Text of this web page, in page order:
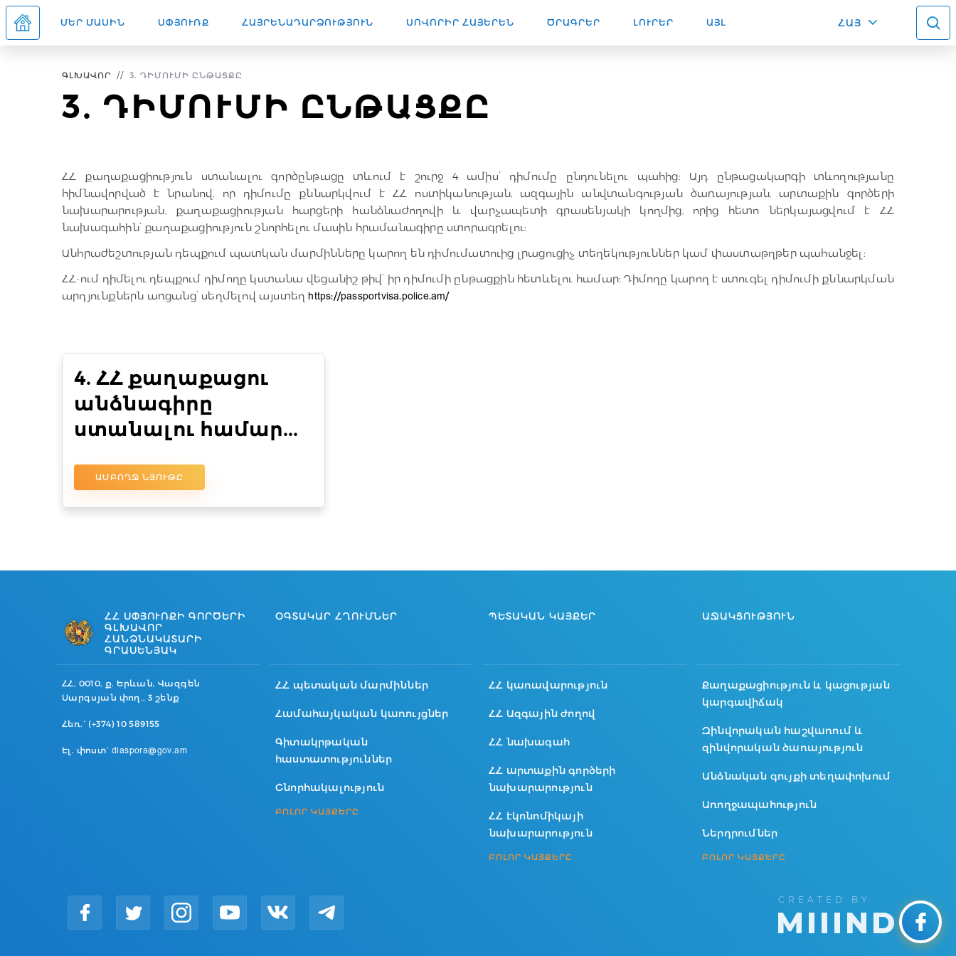
ՄԵՐ ՄԱՍԻՆ ՍՓՅՈՒՌՔ ՀԱՅՐԵՆԱԴԱՐՁՈՒԹՅՈՒՆ ՍՈՎՈՐԻՐ ՀԱՅԵՐԵՆ ԾՐԱԳՐԵՐ ԼՈՒՐԵՐ ԱՅԼ ՀԱՅ
ԳԼԽԱՎՈՐ 3. ԴԻՄՈՒՄԻ ԸՆԹԱՑՔԸ
3. ԴԻՄՈՒՄԻ ԸՆԹԱՑՔԸ
ՀՀ քաղաքացիություն ստանալու գործընթացը տևում է շուրջ 4 ամիս՝ դիմումը ընդունելու պահից: Այդ ընթացակարգի տևողությանը
հիմնավորված է նրանով, որ դիմումը քննարկվում է ՀՀ ոստիկանության, ազգային անվտանգության ծառայության, արտաքին գործերի
նախարարության, քաղաքացիության հարցերի հանձնաժողովի և վարչապետի գրասենյակի կողմից, որից հետո ներկայացվում է ՀՀ
նախագահին՝ քաղաքացիություն շնորհելու մասին հրամանագիրը ստորագրելու:
Անհրաժեշտության դեպքում պատկան մարմինները կարող են դիմումատուից լրացուցիչ տեղեկություններ կամ փաստաթղթեր պահանջել։
ՀՀ-ում դիմելու դեպքում դիմողը կստանա վեցանիշ թիվ՝ իր դիմումի ընթացքին հետևելու համար։ Դիմողը կարող է ստուգել դիմումի քննարկման
արդյունքներն առցանց՝ սեղմելով այստեղ https://passportvisa.police.am/
4. ՀՀ քաղաքացու
անձնագիրը
ստանալու համար...
ԱՄԲՈՂՋ ՆՅՈՒԹԸ
ՀՀ ՍՓՅՈՒՌՔԻ ԳՈՐԾԵՐԻ
ԳԼԽԱՎՈՐ
ՀԱՆՁՆԱԿԱՏԱՐԻ
ԳՐԱՍԵՆՅԱԿ
ՀՀ, 0010, ք. Երևան, Վազգեն
Սարգսյան փող., 3 շենք
Հեռ.` (+374) 10 589155
Էլ. փոստ` diaspora@gov.am
ՕԳՏԱԿԱՐ ՀՂՈՒՄՆԵՐ
ՀՀ պետական մարմիններ
Համահայկական կառույցներ
Գիտակրթական
հաստատություններ
Շնորհակալություն
ԲՈԼՈՐ ԿԱՅՔԵՐԸ
ՊԵՏԱԿԱՆ ԿԱՅՔԵՐ
ՀՀ կառավարություն
ՀՀ Ազգային ժողով
ՀՀ նախագահ
ՀՀ արտաքին գործերի
նախարարություն
ՀՀ էկոնոմիկայի
նախարարություն
ԲՈԼՈՐ ԿԱՅՔԵՐԸ
ԱՋԱԿՑՈՒԹՅՈՒՆ
Քաղաքացիություն և կացության
կարգավիճակ
Զինվորական հաշվառում և
զինվորական ծառայություն
Անձնական գույքի տեղափոխում
Առողջապահություն
Ներդրումներ
ԲՈԼՈՐ ԿԱՅՔԵՐԸ
CREATED BY